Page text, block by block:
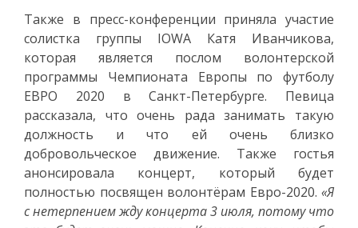
Также в пресс-конференции приняла участие
солистка группы IOWA Катя Иванчикова,
которая является послом волонтерской
программы Чемпионата Европы по футболу
ЕВРО 2020 в Санкт-Петербурге. Певица
рассказала, что очень рада занимать такую
должность и что ей очень близко
добровольческое движение. Также гостья
анонсировала концерт, который будет
полностью посвящен волонтёрам Евро-2020. «Я
с нетерпением жду концерта 3 июля, потому что